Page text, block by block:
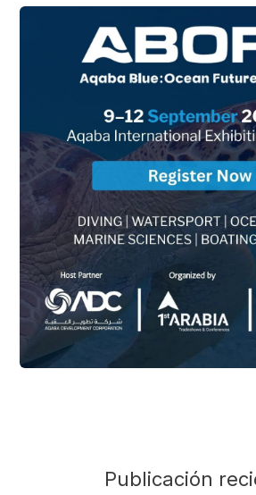
Publicación